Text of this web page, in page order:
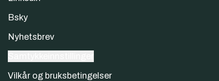
Bsky
Nyhetsbrev
Vilkår og bruksbetingelser